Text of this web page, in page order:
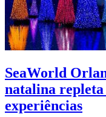
SeaWorld
natalina repleta
experiências